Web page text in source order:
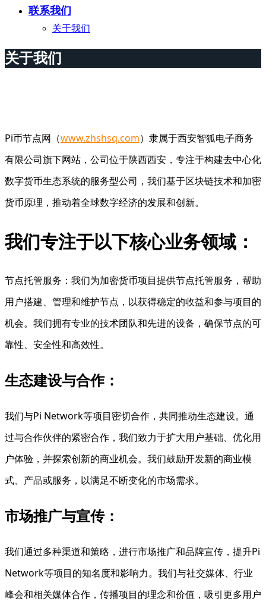
联系我们
关于我们
关于我们
Pi币节点网（www.zhshsq.com）隶属于西安智狐电子商务
有限公司旗下网站，公司位于陕西西安，专注于构建去中心化
数字货币生态系统的服务型公司，我们基于区块链技术和加密
货币原理，推动着全球数字经济的发展和创新。
我们专注于以下核心业务领域：
节点托管服务：我们为加密货币项目提供节点托管服务，帮助
用户搭建、管理和维护节点，以获得稳定的收益和参与项目的
机会。我们拥有专业的技术团队和先进的设备，确保节点的可
靠性、安全性和高效性。
生态建设与合作：
我们与Pi Network等项目密切合作，共同推动生态建设。通
过与合作伙伴的紧密合作，我们致力于扩大用户基础、优化用
户体验，并探索创新的商业机会。我们鼓励开发新的商业模
式、产品或服务，以满足不断变化的市场需求。
市场推广与宣传：
我们通过多种渠道和策略，进行市场推广和品牌宣传，提升Pi
Network等项目的知名度和影响力。我们与社交媒体、行业
峰会和相关媒体合作，传播项目的理念和价值，吸引更多用户